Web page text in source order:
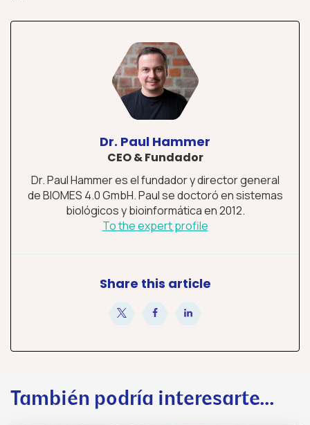
Dr. Paul Hammer
CEO & Fundador
Dr. Paul Hammer es el fundador y director general
de BIOMES 4.0 GmbH. Paul se doctoró en sistemas
biológicos y bioinformática en 2012.
To the expert profile
Share this article
También podría interesarte...